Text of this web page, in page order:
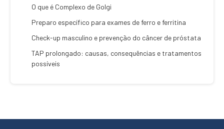
O que é Complexo de Golgi
Preparo específico para exames de ferro e ferritina
Check-up masculino e prevenção do câncer de próstata
TAP prolongado: causas, consequências e tratamentos
possíveis